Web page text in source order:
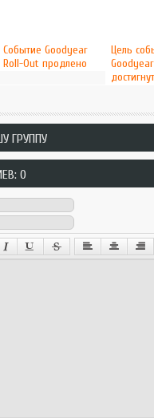
Событие Goodyear
Roll-Out продлено
Цель
ГРУППУ
0